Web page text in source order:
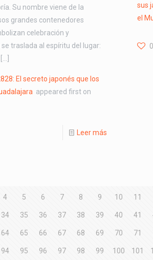
Su nombre viene de la
grandes contenedores
celebración y
traslada al espíritu del lugar:
El secreto japonés que los
appeared first on
Leer más
sus
el
0
4 5 6 7 8 9 10 11
34 35 36 37 38 39 40 41
64 65 66 67 68 69 70 71
94 95 96 97 98 99 100 101